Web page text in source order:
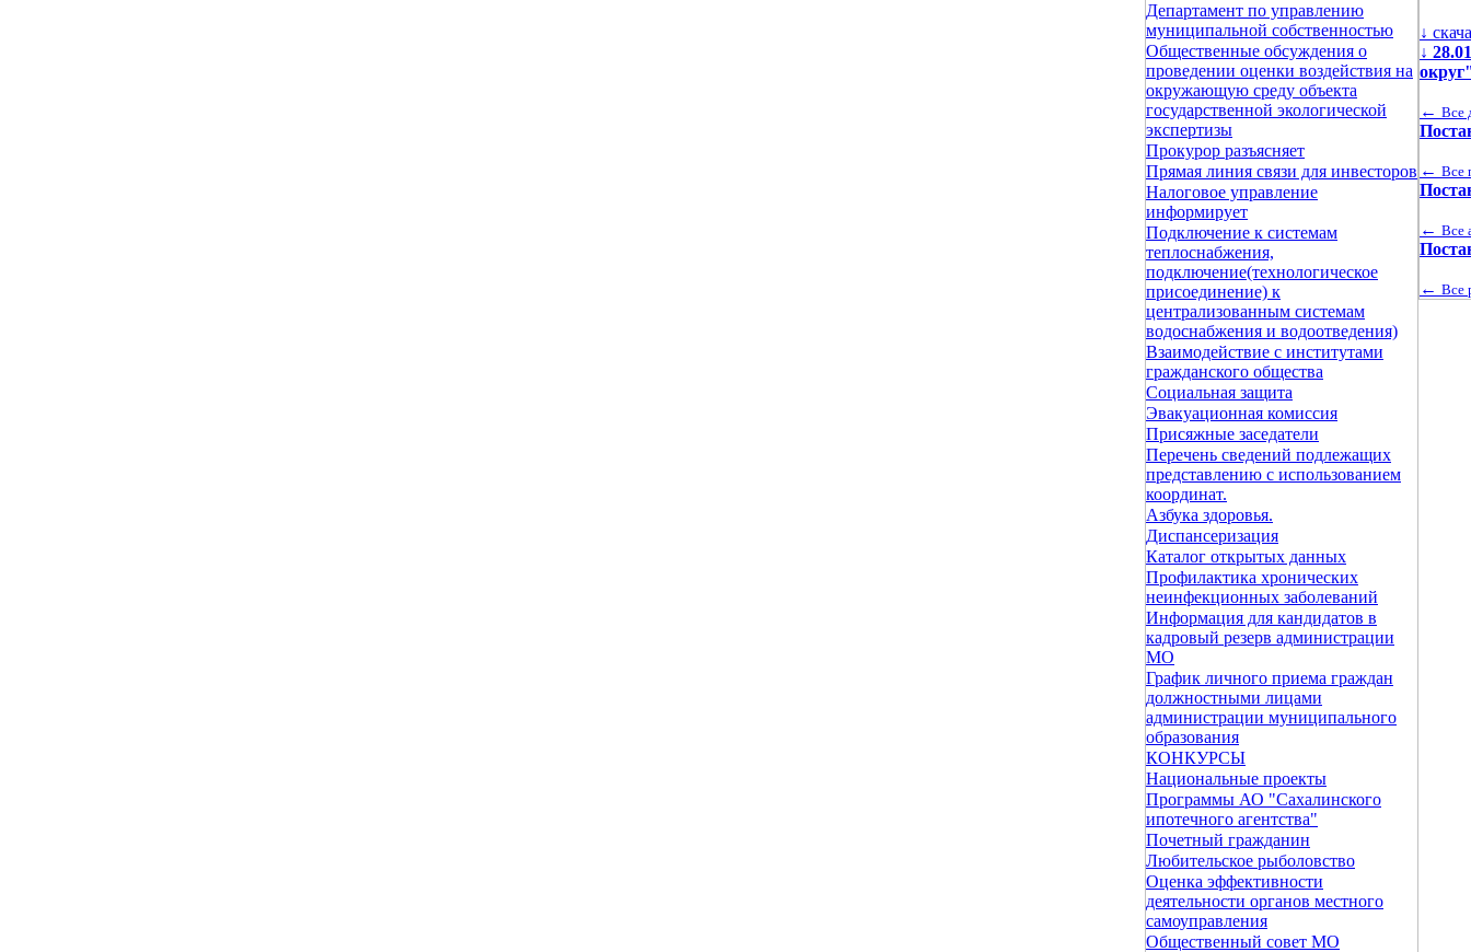
Департамент по управлению
муниципальной собственностью
Общественные обсуждения о
проведении оценки воздействия на
окружающую среду объекта
государственной экологической
экспертизы
Прокурор разъясняет
Прямая линия связи для инвесторов
Налоговое управление
информирует
Подключение к системам
теплоснабжения,
подключение(технологическое
присоединение) к
централизованным системам
водоснабжения и водоотведения)
Взаимодействие с институтами
гражданского общества
Социальная защита
Эвакуационная комиссия
Присяжные заседатели
Перечень сведений подлежащих
представлению с использованием
координат.
Азбука здоровья.
Диспансеризация
Каталог открытых данных
Профилактика хронических
неинфекционных заболеваний
Информация для кандидатов в
кадровый резерв администрации
МО
График личного приема граждан
должностными лицами
администрации муниципального
образования
КОНКУРСЫ
Национальные проекты
Программы АО "Сахалинского
ипотечного агентства"
Почетный гражданин
Любительское рыболовство
Оценка эффективности
деятельности органов местного
самоуправления
Общественный совет МО
↓
↓
← Все
← Все
← Все
← Все